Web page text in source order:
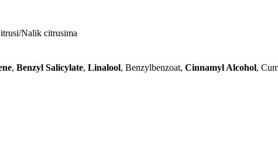
Nalik citrusima
, Benzyl Salicylate, Linalool, Benzylbenzoat, Cinnamyl Alcohol,